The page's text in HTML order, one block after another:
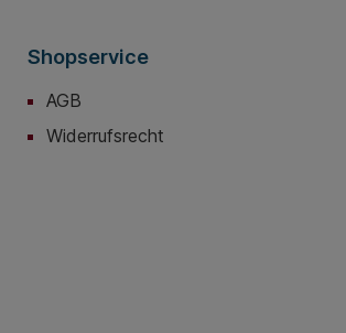
Shopservice
AGB
Widerrufsrecht